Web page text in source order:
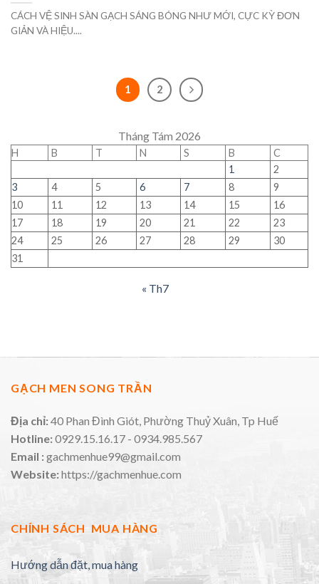
CÁCH VỆ SINH SÀN GẠCH SÁNG BÓNG NHƯ MỚI, CỰC KỲ ĐƠN
GIẢN VÀ HIỆU....
1 2
Tháng Tám 2026
H B T N S B
C
1
2
3
4 5 6 7 8
9
10
11 12 13 14 15
16
17
18 19 20 21 22
23
24
25 26 27 28 29
30
31
« Th7
GẠCH MEN SONG TRẦN
Địa chỉ:40 Phan Đình Giót, Phường Thuỷ Xuân, Tp Huế
Hotline:0929.15.16.17 - 0934.985.567
Email :gachmenhue99@gmail.com
Website:https://gachmenhue.com
CHÍNH SÁCH MUA HÀNG
Hướng dẫn đặt, mua hàng